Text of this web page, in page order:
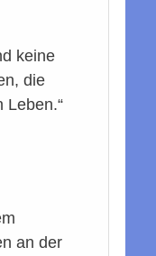
keine
die
Leben.“
an der